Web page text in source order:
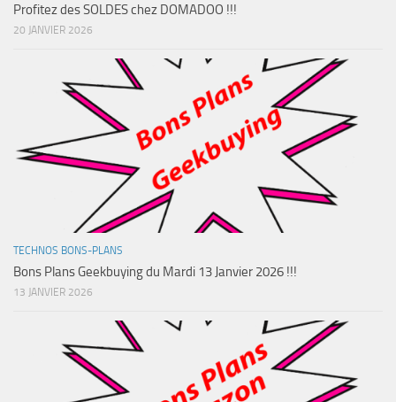
Profitez des SOLDES chez DOMADOO !!!
20 JANVIER 2026
TECHNOS BONS-PLANS
Bons Plans Geekbuying du Mardi 13 Janvier 2026 !!!
13 JANVIER 2026